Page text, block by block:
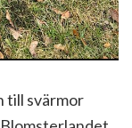
till svärmor